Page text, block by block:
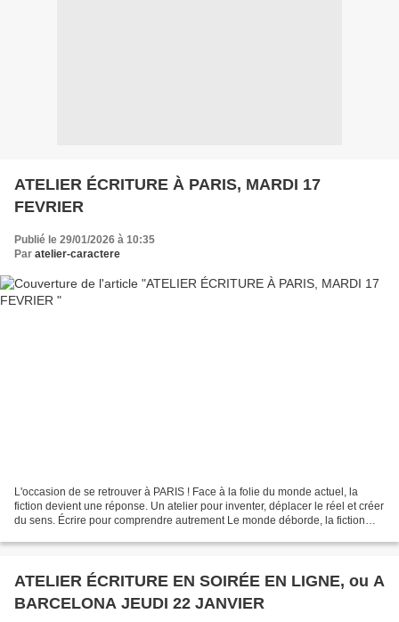
ATELIER ÉCRITURE À PARIS, MARDI 17
FEVRIER
Publié le 29/01/2026 à 10:35
Par atelier-caractere
L'occasion de se retrouver à PARIS ! Face à la folie du monde actuel, la
fiction devient une réponse. Un atelier pour inventer, déplacer le réel et créer
du sens. Écrire pour comprendre autrement Le monde déborde, la fiction
ATELIER ÉCRITURE EN SOIRÉE EN LIGNE, ou A
BARCELONA JEUDI 22 JANVIER